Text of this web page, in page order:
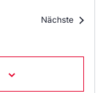
Nächste